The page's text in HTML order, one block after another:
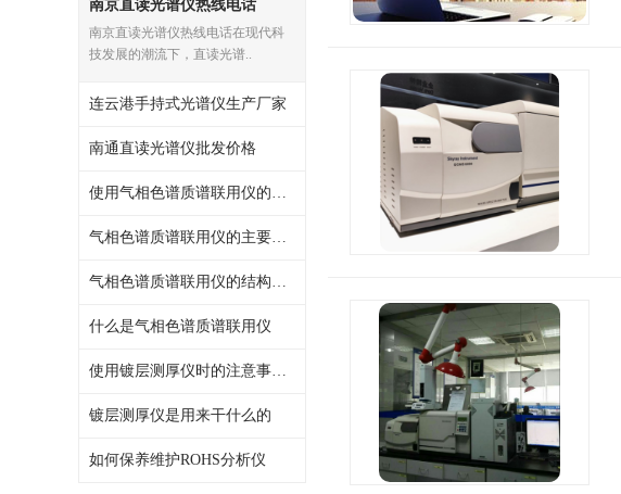
光电直读光谱仪
南京直读光谱仪热线电话
南京直读光谱仪热线电话在现代科
技发展的潮流下，直读光谱..
连云港手持式光谱仪生产厂家
南通直读光谱仪批发价格
使用气相色谱质谱联用仪的作用有哪些
气相色谱质谱联用仪的主要用途
气相色谱质谱联用仪的结构特点
什么是气相色谱质谱联用仪
使用镀层测厚仪时的注意事项有哪些
镀层测厚仪是用来干什么的
如何保养维护ROHS分析仪